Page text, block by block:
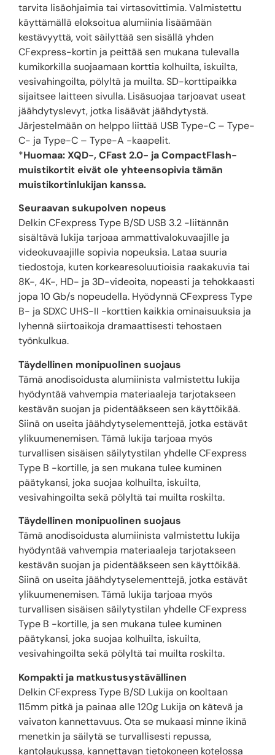
tarvita lisäohjaimia tai virtasovittimia. Valmistettu
käyttämällä eloksoitua alumiinia lisäämään
kestävyyttä, voit säilyttää sen sisällä yhden
CFexpress-kortin ja peittää sen mukana tulevalla
kumikorkilla suojaamaan korttia kolhuilta, iskuilta,
vesivahingoilta, pölyltä ja muilta. SD-korttipaikka
sijaitsee laitteen sivulla. Lisäsuojaa tarjoavat useat
jäähdytyslevyt, jotka lisäävät jäähdytystä.
Järjestelmään on helppo liittää USB Type-C – Type-
C- ja Type-C – Type-A -kaapelit.
*Huomaa: XQD-, CFast 2.0- ja CompactFlash-
muistikortit eivät ole yhteensopivia tämän
muistikortinlukijan kanssa.
Seuraavan sukupolven nopeus
Delkin CFexpress Type B/SD USB 3.2 -liitännän
sisältävä lukija tarjoaa ammattivalokuvaajille ja
videokuvaajille sopivia nopeuksia. Lataa suuria
tiedostoja, kuten korkearesoluutioisia raakakuvia tai
8K-, 4K-, HD- ja 3D-videoita, nopeasti ja tehokkaasti
jopa 10 Gb/s nopeudella. Hyödynnä CFexpress Type
B- ja SDXC UHS-II -korttien kaikkia ominaisuuksia ja
lyhennä siirtoaikoja dramaattisesti tehostaen
työnkulkua.
Täydellinen monipuolinen suojaus
Tämä anodisoidusta alumiinista valmistettu lukija
hyödyntää vahvempia materiaaleja tarjotakseen
kestävän suojan ja pidentääkseen sen käyttöikää.
Siinä on useita jäähdytyselementtejä, jotka estävät
ylikuumenemisen. Tämä lukija tarjoaa myös
turvallisen sisäisen säilytystilan yhdelle CFexpress
Type B -kortille, ja sen mukana tulee kuminen
päätykansi, joka suojaa kolhuilta, iskuilta,
vesivahingoilta sekä pölyltä tai muilta roskilta.
Täydellinen monipuolinen suojaus
Tämä anodisoidusta alumiinista valmistettu lukija
hyödyntää vahvempia materiaaleja tarjotakseen
kestävän suojan ja pidentääkseen sen käyttöikää.
Siinä on useita jäähdytyselementtejä, jotka estävät
ylikuumenemisen. Tämä lukija tarjoaa myös
turvallisen sisäisen säilytystilan yhdelle CFexpress
Type B -kortille, ja sen mukana tulee kuminen
päätykansi, joka suojaa kolhuilta, iskuilta,
vesivahingoilta sekä pölyltä tai muilta roskilta.
Kompakti ja matkustusystävällinen
Delkin CFexpress Type B/SD Lukija on kooltaan
115mm pitkä ja painaa alle 120g Lukija on kätevä ja
vaivaton kannettavuus. Ota se mukaasi minne ikinä
menetkin ja säilytä se turvallisesti repussa,
kantolaukussa, kannettavan tietokoneen kotelossa